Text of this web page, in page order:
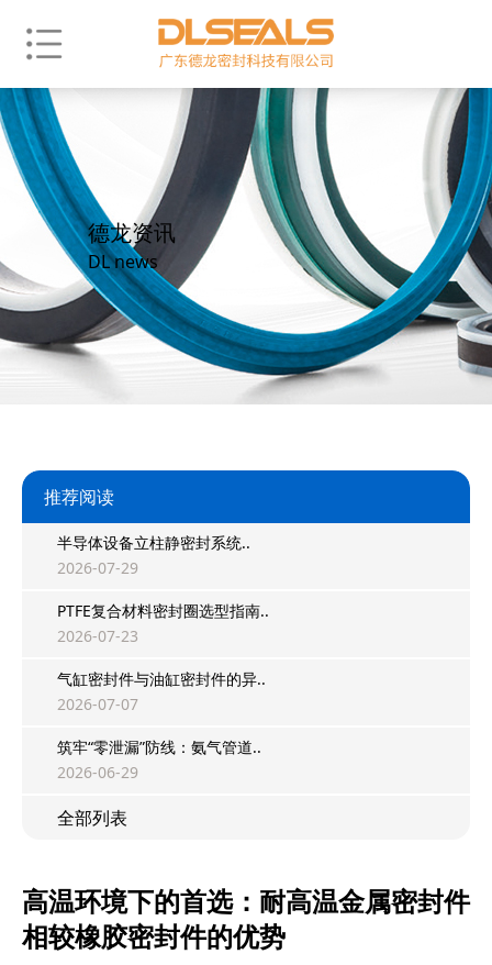
德龙资讯
DL news
推荐阅读
半导体设备立柱静密封系统..
2026-07-29
PTFE复合材料密封圈选型指南..
2026-07-23
气缸密封件与油缸密封件的异..
2026-07-07
筑牢“零泄漏”防线：氨气管道..
2026-06-29
全部列表
高温环境下的首选：耐高温金属密封件
相较橡胶密封件的优势